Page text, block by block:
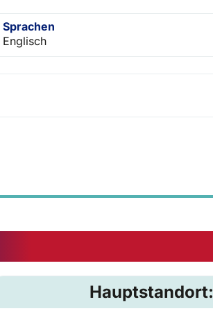
Sprachen
Englisch
Hauptstandort: